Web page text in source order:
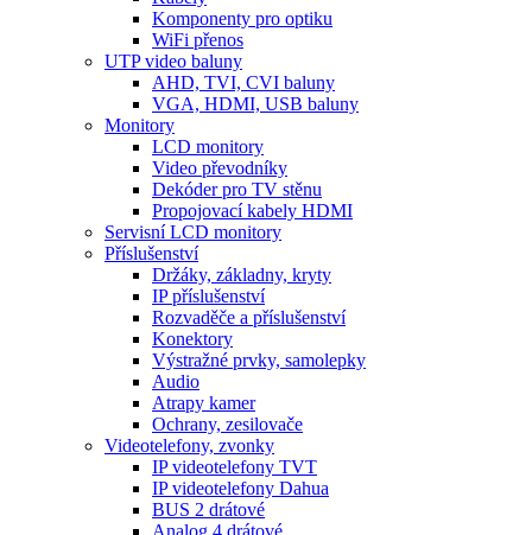
Komponenty pro optiku
WiFi přenos
UTP video baluny
AHD, TVI, CVI baluny
VGA, HDMI, USB baluny
Monitory
LCD monitory
Video převodníky
Dekóder pro TV stěnu
Propojovací kabely HDMI
Servisní LCD monitory
Příslušenství
Držáky, základny, kryty
IP příslušenství
Rozvaděče a příslušenství
Konektory
Výstražné prvky, samolepky
Audio
Atrapy kamer
Ochrany, zesilovače
Videotelefony, zvonky
IP videotelefony TVT
IP videotelefony Dahua
BUS 2 drátové